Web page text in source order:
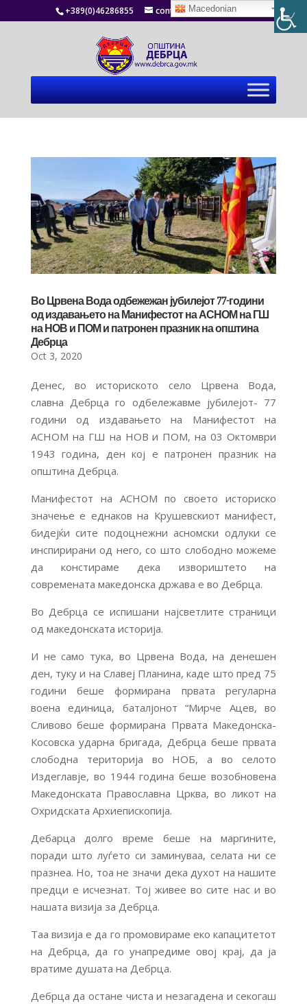
+389(0)46286855 contact@debrca.gov.mk
Во Црвена Вода одбежежан јубилејот 77-години
од издавањето на Манифестот на АСНОМ на ГШ
на НОВ и ПОМ и патронен празник на општина
Дебрца
Oct 3, 2020
Денес, во историското село Црвена Вода,
славна Дебрца го одбележавме јубилејот- 77
години од издавањето на Манифестот на
АСНОМ на ГШ на НОВ и ПОМ, на 03 Октомври
1943 година, ден кој е патронен празник на
општина Дебрца.
Манифестот на АСНОМ по своето историско
значење е еднаков на Крушевскиот манифест,
бидејќи сите подоцнежни асномски одлуки се
инспирирани од него, со што слободно можеме
да констираме дека извориштето на
современата македонска држава е во Дебрца.
Во Дебрца се испишани најсветлите страници
од македонската историја.
И не само тука, во Црвена Вода, на денешен
ден, туку и на Славеј Планина, каде што пред 75
години беше формирана првата регуларна
воена единица, баталјонот “Мирче Ацев, во
Сливово беше формирана Првата Македонска-
Косовска ударна бригада, Дебрца беше првата
слободна територија во НОБ, а во селото
Издеглавје, во 1944 година беше возобновена
Македонската Православна Црква, во ликот на
Охридската Архиепископија.
Дебарца долго време беше на маргините,
поради што луѓето си заминуваа, селата ни се
празнеа. Но, тоа не значи дека духот на нашите
предци е исчезнат. Тој живее во сите нас и во
нашата визија за Дебрца.
Таа визија е да го промовираме еко капацитетот
на Дебрца, да го унапредиме овој крај, да ја
вратиме душата на Дебрца.
Дебрца да остане чиста и незагадена и секогаш
Macedonian